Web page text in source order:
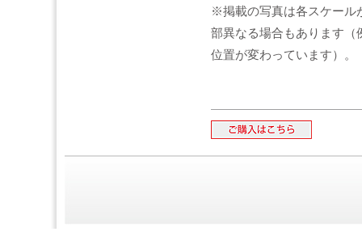
※掲載の写真は各スケール
部異なる場合もあります（
位置が変わっています）。